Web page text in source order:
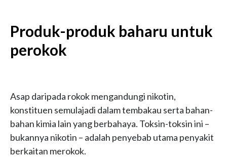
Produk-produk baharu untuk
perokok
Asap daripada rokok mengandungi nikotin,
konstituen semulajadi dalam tembakau serta bahan-
bahan kimia lain yang berbahaya. Toksin-toksin ini –
bukannya nikotin – adalah penyebab utama penyakit
berkaitan merokok.